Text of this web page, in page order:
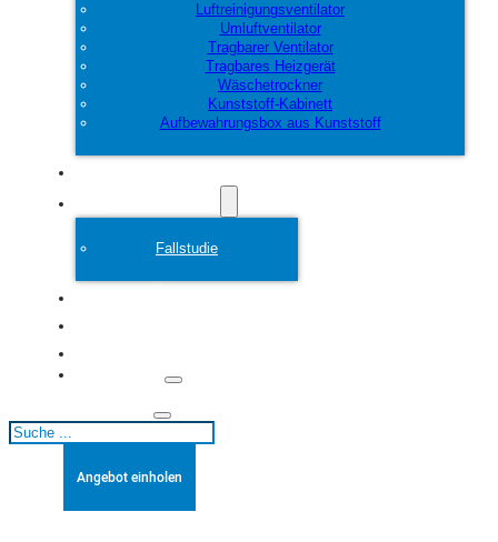
Luftreinigungsventilator
Umluftventilator
Tragbarer Ventilator
Tragbares Heizgerät
Wäschetrockner
Kunststoff-Kabinett
Aufbewahrungsbox aus Kunststoff
Fallstudie
Suchen
Angebot einholen